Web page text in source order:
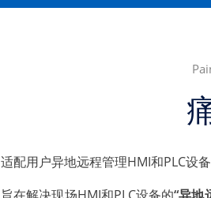
适配用户异地远程管理HMI和PLC设备